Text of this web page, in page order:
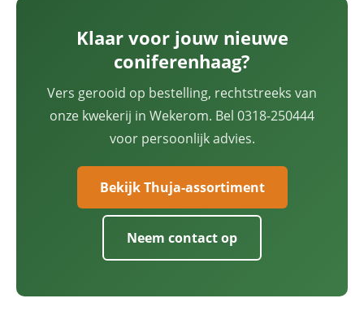
Klaar voor jouw nieuwe
coniferenhaag?
Vers gerooid op bestelling, rechtstreeks van
onze kwekerij in Wekerom. Bel 0318-250444
voor persoonlijk advies.
Bekijk Thuja-assortiment
Neem contact op